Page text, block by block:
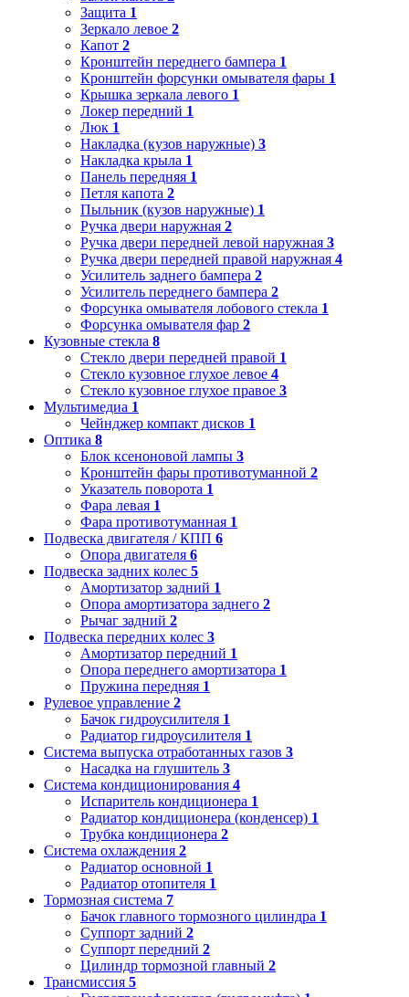
Защита 1
Зеркало левое 2
Капот 2
Кронштейн переднего бампера 1
Кронштейн форсунки омывателя фары 1
Крышка зеркала левого 1
Локер передний 1
Люк 1
Накладка (кузов наружные) 3
Накладка крыла 1
Панель передняя 1
Петля капота 2
Пыльник (кузов наружные) 1
Ручка двери наружная 2
Ручка двери передней левой наружная 3
Ручка двери передней правой наружная 4
Усилитель заднего бампера 2
Усилитель переднего бампера 2
Форсунка омывателя лобового стекла 1
Форсунка омывателя фар 2
Кузовные стекла 8
Стекло двери передней правой 1
Стекло кузовное глухое левое 4
Стекло кузовное глухое правое 3
Мультимедиа 1
Чейнджер компакт дисков 1
Оптика 8
Блок ксеноновой лампы 3
Кронштейн фары противотуманной 2
Указатель поворота 1
Фара левая 1
Фара противотуманная 1
Подвеска двигателя / КПП 6
Опора двигателя 6
Подвеска задних колес 5
Амортизатор задний 1
Опора амортизатора заднего 2
Рычаг задний 2
Подвеска передних колес 3
Амортизатор передний 1
Опора переднего амортизатора 1
Пружина передняя 1
Рулевое управление 2
Бачок гидроусилителя 1
Радиатор гидроусилителя 1
Система выпуска отработанных газов 3
Насадка на глушитель 3
Система кондиционирования 4
Испаритель кондиционера 1
Радиатор кондиционера (конденсер) 1
Трубка кондиционера 2
Система охлаждения 2
Радиатор основной 1
Радиатор отопителя 1
Тормозная система 7
Бачок главного тормозного цилиндра 1
Суппорт задний 2
Суппорт передний 2
Цилиндр тормозной главный 2
Трансмиссия 5